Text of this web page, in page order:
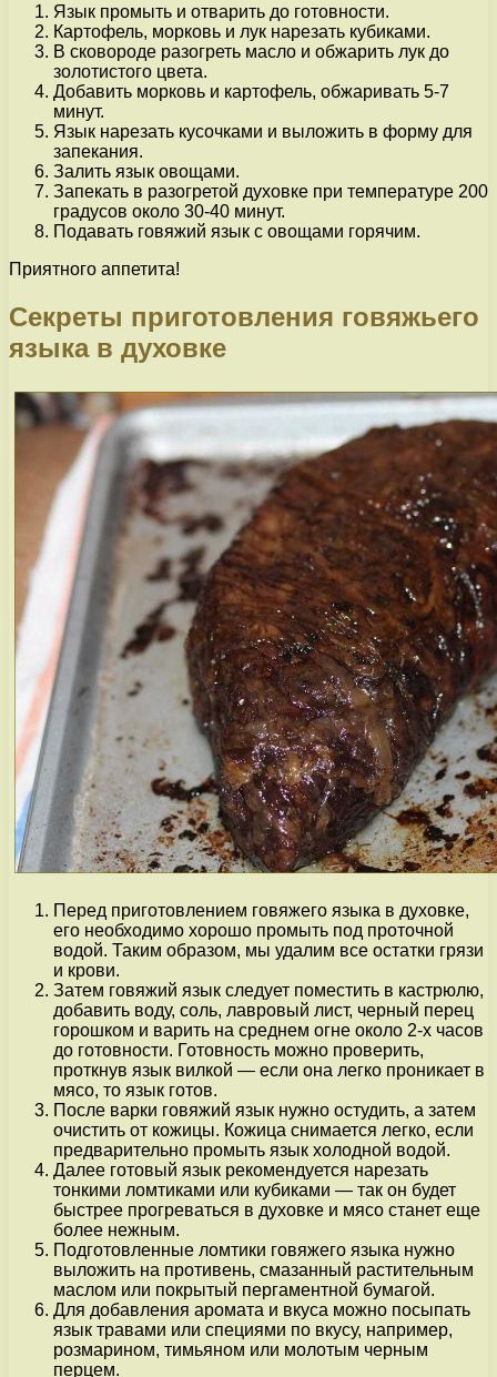
Язык промыть и отварить до готовности.
Картофель, морковь и лук нарезать кубиками.
В сковороде разогреть масло и обжарить лук до
золотистого цвета.
Добавить морковь и картофель, обжаривать 5-7
минут.
Язык нарезать кусочками и выложить в форму для
запекания.
Залить язык овощами.
Запекать в разогретой духовке при температуре 200
градусов около 30-40 минут.
Подавать говяжий язык с овощами горячим.
Приятного аппетита!
Секреты приготовления говяжьего
языка в духовке
Перед приготовлением говяжего языка в духовке,
его необходимо хорошо промыть под проточной
водой. Таким образом, мы удалим все остатки грязи
и крови.
Затем говяжий язык следует поместить в кастрюлю,
добавить воду, соль, лавровый лист, черный перец
горошком и варить на среднем огне около 2-х часов
до готовности. Готовность можно проверить,
проткнув язык вилкой — если она легко проникает в
мясо, то язык готов.
После варки говяжий язык нужно остудить, а затем
очистить от кожицы. Кожица снимается легко, если
предварительно промыть язык холодной водой.
Далее готовый язык рекомендуется нарезать
тонкими ломтиками или кубиками — так он будет
быстрее прогреваться в духовке и мясо станет еще
более нежным.
Подготовленные ломтики говяжего языка нужно
выложить на противень, смазанный растительным
маслом или покрытый пергаментной бумагой.
Для добавления аромата и вкуса можно посыпать
язык травами или специями по вкусу, например,
розмарином, тимьяном или молотым черным
перцем.